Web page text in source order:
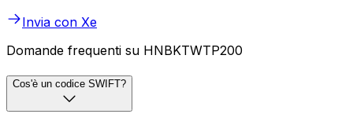
Invia con Xe
Domande frequenti su HNBKTWTP200
Cos'è un codice SWIFT?